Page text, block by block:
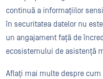
continuă a informațiilor
în securitatea datelor nu
un angajament față de
ecosistemului de asistență
Aflați mai multe despre cum